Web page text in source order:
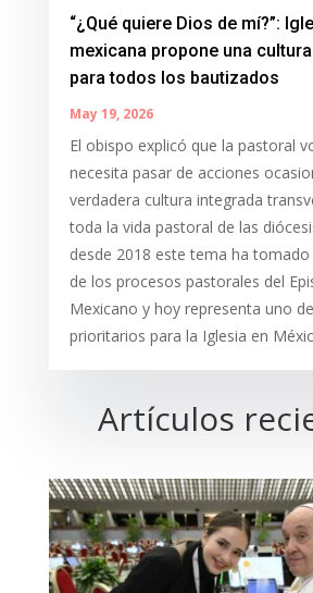
“¿Qué quiere Dios de mí?”:
mexicana propone una
para todos los bautizados
May 19, 2026
El obispo explicó que la pastoral
necesita pasar de acciones
verdadera cultura integrada
toda la vida pastoral de las
desde 2018 este tema ha
de los procesos pastorales del
Mexicano y hoy representa uno
prioritarios para la Iglesia en
Artículos